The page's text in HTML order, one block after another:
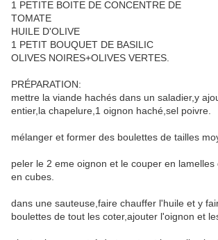
1 PETITE BOITE DE CONCENTRE DE
TOMATE
HUILE D'OLIVE
1 PETIT BOUQUET DE BASILIC
OLIVES NOIRES+OLIVES VERTES.
PRÉPARATION:
mettre la viande hachés dans un saladier,y
entier,la chapelure,1 oignon haché,sel poivre.
mélanger et former des boulettes de tailles
peler le 2 eme oignon et le couper en lamelles
en cubes.
dans une sauteuse,faire chauffer l'huile et y
boulettes de tout les coter,ajouter l'oignon et